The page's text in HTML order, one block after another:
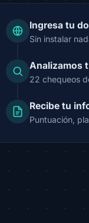
Ingresa tu
Sin instalar
Analizamos
22 chequeos
Recibe tu
Puntuación,